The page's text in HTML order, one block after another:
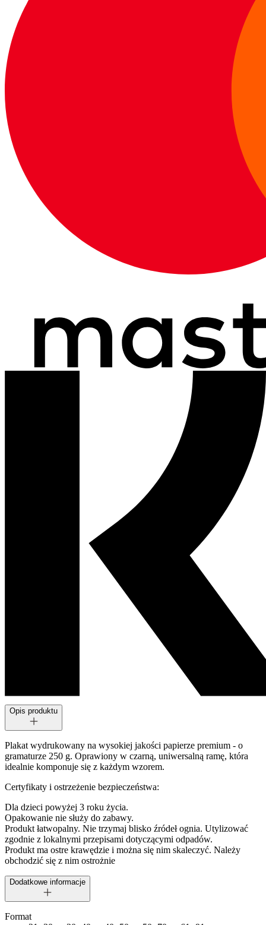
Opis produktu
Plakat wydrukowany na wysokiej jakości papierze premium - o
gramaturze 250 g. Oprawiony w czarną, uniwersalną ramę, która
idealnie komponuje się z każdym wzorem.
Certyfikaty i ostrzeżenie bezpieczeństwa:
Dla dzieci powyżej 3 roku życia.
Opakowanie nie służy do zabawy.
Produkt łatwopalny. Nie trzymaj blisko źródeł ognia. Utylizować
zgodnie z lokalnymi przepisami dotyczącymi odpadów.
Produkt ma ostre krawędzie i można się nim skaleczyć. Należy
obchodzić się z nim ostrożnie
Dodatkowe informacje
Format